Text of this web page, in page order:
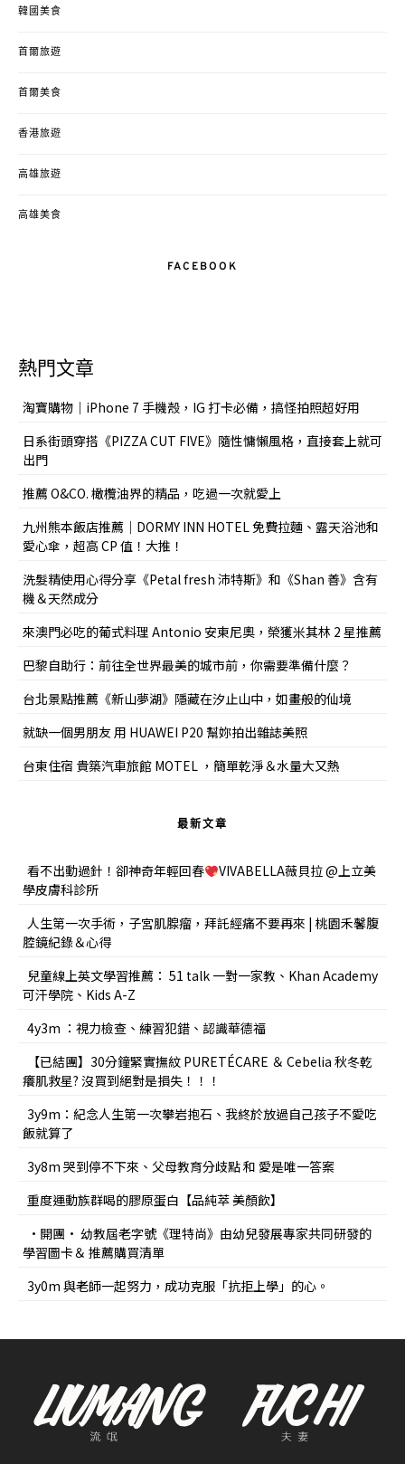
韓國美食
首爾旅遊
首爾美食
香港旅遊
高雄旅遊
高雄美食
FACEBOOK
熱門文章
淘寶購物｜iPhone 7 手機殼，IG 打卡必備，搞怪拍照超好用
日系街頭穿搭《PIZZA CUT FIVE》隨性慵懶風格，直接套上就可
出門
推薦 O&CO. 橄欖油界的精品，吃過一次就愛上
九州熊本飯店推薦｜DORMY INN HOTEL 免費拉麵、露天浴池和
愛心傘，超高 CP 值！大推！
洗髮精使用心得分享《Petal fresh 沛特斯》和《Shan 善》含有
機＆天然成分
來澳門必吃的葡式料理 Antonio 安東尼奧，榮獲米其林 2 星推薦
巴黎自助行：前往全世界最美的城市前，你需要準備什麼？
台北景點推薦《新山夢湖》隱藏在汐止山中，如畫般的仙境
就缺一個男朋友 用 HUAWEI P20 幫妳拍出雜誌美照
台東住宿 貴築汽車旅館 MOTEL ，簡單乾淨＆水量大又熱
最新文章
看不出動過針！卻神奇年輕回春
VIVABELLA薇貝拉 @上立美
學皮膚科診所
人生第一次手術，子宮肌腺瘤，拜託經痛不要再來 | 桃園禾馨腹
腔鏡紀錄＆心得
兒童線上英文學習推薦： 51 talk 一對一家教、Khan Academy
可汗學院、Kids A-Z
4y3m ：視力檢查、練習犯錯、認識華德福
【已結團】30分鐘緊實撫紋 PURETÉCARE ＆ Cebelia 秋冬乾
癢肌救星? 沒買到絕對是損失！！！
3y9m：紀念人生第一次攀岩抱石、我終於放過自己孩子不愛吃
飯就算了
3y8m 哭到停不下來、父母教育分歧點 和 愛是唯一答案
重度運動族群喝的膠原蛋白【品純萃 美顏飲】
•開團• 幼教屆老字號《理特尚》由幼兒發展專家共同研發的
學習圖卡＆ 推薦購買清單
3y0m 與老師一起努力，成功克服「抗拒上學」的心。